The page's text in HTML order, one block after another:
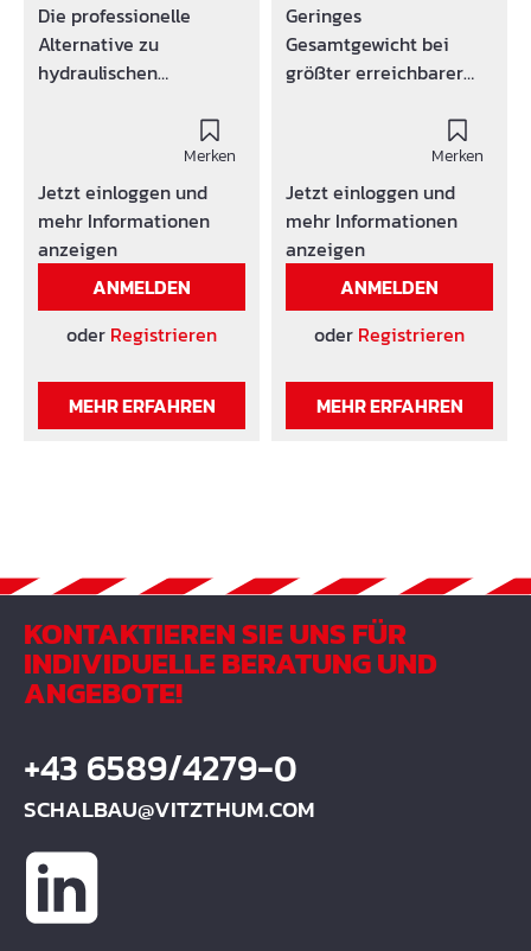
Die professionelle
Alternative zu
hydraulischen
erweiterbar und flexibel
auf Ihre benötigte Höhe
anpassbar Höchste
Stabilität durch
Aluminiumbauweise in
Profiqualität Durch
große, lenkbare Räder
mit Bremse leicht zu
parken Leicht zu
transportieren, zu
Merken
Jetzt einloggen und
mehr Informationen
anzeigen
ANMELDEN
oder Registrieren
MEHR ERFAHREN
Geringes
Gesamtgewicht bei
größter erreichbarer
Arbeiten durch 1,3 m
breite Plattform mit
verschließbarem
Aufstieg Höchste
Stabilität durch
Aluminiumbauweise in
Profiqualität Durch
große, lenkbare Räder
versetzen und sicher zu
parken Leicht zu
Merken
Jetzt einloggen und
mehr Informationen
anzeigen
ANMELDEN
oder Registrieren
MEHR ERFAHREN
KONTAKTIEREN SIE UNS FÜR
INDIVIDUELLE BERATUNG UND
ANGEBOTE!
+43 6589/4279-0
SCHALBAU@VITZTHUM.COM